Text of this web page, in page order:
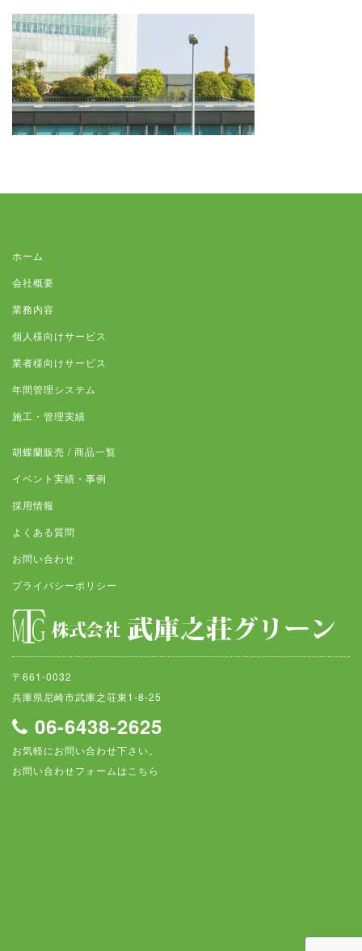
ホーム
会社概要
業務内容
個人様向けサービス
業者様向けサービス
年間管理システム
施工・管理実績
胡蝶蘭販売 / 商品一覧
イベント実績・事例
採用情報
よくある質問
お問い合わせ
プライバシーポリシー
〒661-0032
兵庫県尼崎市武庫之荘東1-8-25
06-6438-2625
お気軽にお問い合わせ下さい。
お問い合わせフォームはこちら